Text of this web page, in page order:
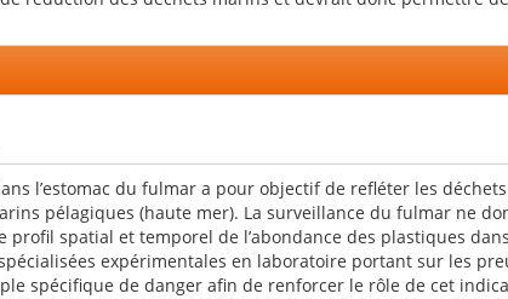
l’estomac du fulmar a pour objectif de refléter les
pélagiques (haute mer). La surveillance du fulmar ne
spatial et temporel de l’abondance des plastiques
expérimentales en laboratoire portant sur les
spécifique de danger afin de renforcer le rôle de cet